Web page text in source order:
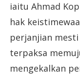
iaitu Ahmad
hak
perjanjian mesti
terpaksa
mengekalkan